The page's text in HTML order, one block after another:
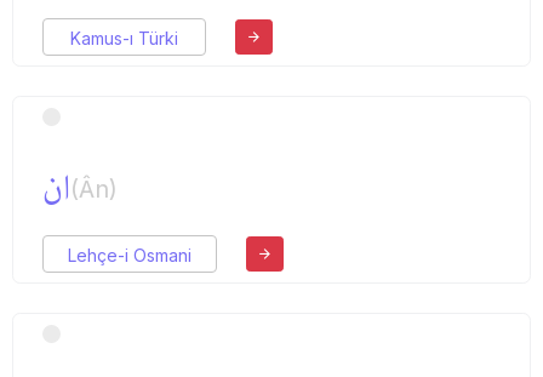
Kamus-ı Türki
ان(Ân)
Lehçe-i Osmani